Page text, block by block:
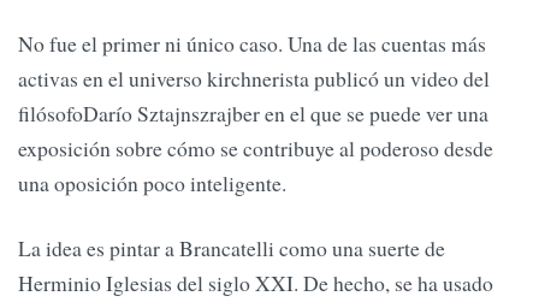
No fue el primer ni único caso. Una de las cuentas más
activas en el universo kirchnerista publicó un video del
filósofoDarío Sztajnszrajber en el que se puede ver una
exposición sobre cómo se contribuye al poderoso desde
una oposición poco inteligente.
La idea es pintar a Brancatelli como una suerte de
Herminio Iglesias del siglo XXI. De hecho, se ha usado